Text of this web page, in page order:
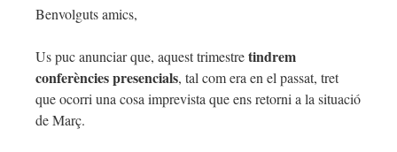
Benvolguts amics,
Us puc anunciar que, aquest trimestretindrem
conferències presencials, tal com era en el passat, tret
que ocorri una cosa imprevista que ens retorni a la situació
de Març.